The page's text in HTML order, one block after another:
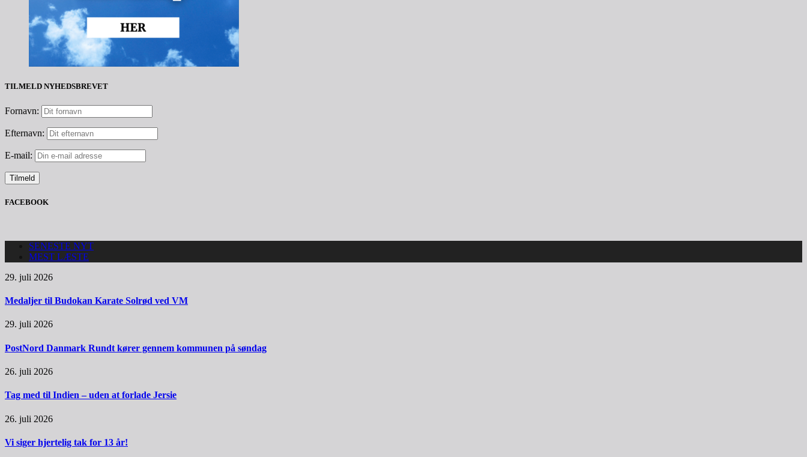
TILMELD NYHEDSBREVET
Fornavn:
Efternavn:
E-mail:
FACEBOOK
SENESTE NYT
MEST LÆSTE
29. juli 2026
Medaljer til Budokan Karate Solrød ved VM
29. juli 2026
PostNord Danmark Rundt kører gennem kommunen på søndag
26. juli 2026
Tag med til Indien – uden at forlade Jersie
26. juli 2026
Vi siger hjertelig tak for 13 år!